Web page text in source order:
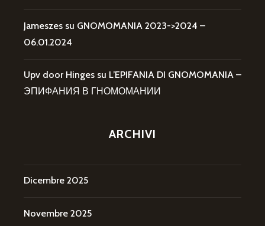
Jameszes su GNOMOMANIA 2023->2024 –
06.01.2024
Upv door Hinges su L’EPIFANIA DI GNOMOMANIA –
ЭПИФАНИЯ В ГНОМОМАНИИ
ARCHIVI
Dicembre 2025
Novembre 2025